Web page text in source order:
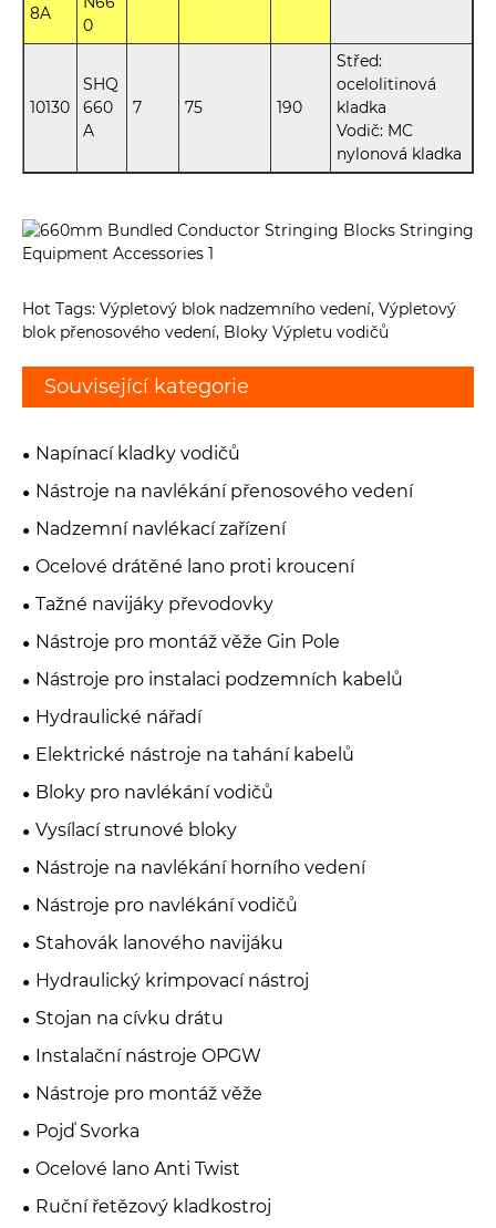
8A
0
10130
SHQ
660
A
7 75 190
Střed:
ocelolitinová
kladka
Vodič: MC
nylonová kladka
Hot Tags: Výpletový blok nadzemního vedení, Výpletový
blok přenosového vedení, Bloky Výpletu vodičů
Související kategorie
Napínací kladky vodičů
Nástroje na navlékání přenosového vedení
Nadzemní navlékací zařízení
Ocelové drátěné lano proti kroucení
Tažné navijáky převodovky
Nástroje pro montáž věže Gin Pole
Nástroje pro instalaci podzemních kabelů
Hydraulické nářadí
Elektrické nástroje na tahání kabelů
Bloky pro navlékání vodičů
Vysílací strunové bloky
Nástroje na navlékání horního vedení
Nástroje pro navlékání vodičů
Stahovák lanového navijáku
Hydraulický krimpovací nástroj
Stojan na cívku drátu
Instalační nástroje OPGW
Nástroje pro montáž věže
Pojď Svorka
Ocelové lano Anti Twist
Ruční řetězový kladkostroj